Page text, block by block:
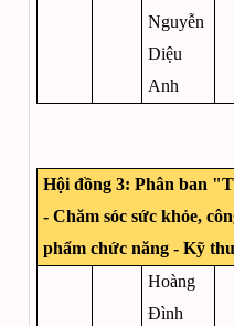
Nguyễn
Diệu
Anh
Hội đồng 3: Phân ban
- Chăm sóc sức khỏe,
phẩm chức năng - Kỹ
Hoàng
Đình